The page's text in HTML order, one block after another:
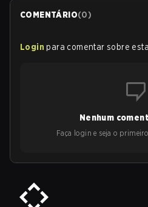
COMENTÁRIO(0)
Login para comentar sobre
Nenhum
Faça login e seja o